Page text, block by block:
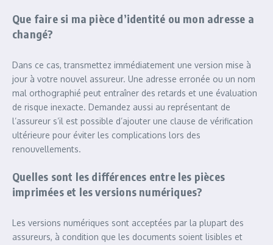
Que faire si ma pièce d’identité ou mon adresse a
changé?
Dans ce cas, transmettez immédiatement une version mise à
jour à votre nouvel assureur. Une adresse erronée ou un nom
mal orthographié peut entraîner des retards et une évaluation
de risque inexacte. Demandez aussi au représentant de
l’assureur s’il est possible d’ajouter une clause de vérification
ultérieure pour éviter les complications lors des
renouvellements.
Quelles sont les différences entre les pièces
imprimées et les versions numériques?
Les versions numériques sont acceptées par la plupart des
assureurs, à condition que les documents soient lisibles et